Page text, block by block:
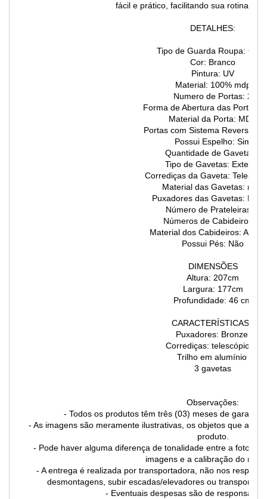
fácil e prático, facilitando sua rotina.
DETALHES:
Tipo de Guarda Roupa:
Cor: Branco
Pintura: UV
Material: 100% mdp
Numero de Portas: 2
Forma de Abertura das Portas:
Material da Porta: MDP
Portas com Sistema Reversível:
Possui Espelho: Sim
Quantidade de Gaveta: 3
Tipo de Gavetas: Externa
Corrediças da Gaveta:
Material das Gavetas: mdp
Puxadores das Gavetas:
Número de Prateleiras: 3
Números de Cabideiros: 2
Material dos Cabideiros:
Possui Pés: Não
DIMENSÕES
Altura: 207cm
Largura: 177cm
Profundidade: 46 cm
CARACTERÍSTICAS:
Puxadores: Bronze
Corrediças: telescópicas
Trilho em alumínio
3 gavetas
Observações:
- Todos os produtos têm três (03) meses de garantia
- As imagens são meramente ilustrativas, os objetos que
produto.
- Pode haver alguma diferença de tonalidade entre a foto e
imagens e a calibração do
- A entrega é realizada por transportadora, não nos
desmontagens, subir escadas/elevadores ou transporte
- Eventuais despesas são de